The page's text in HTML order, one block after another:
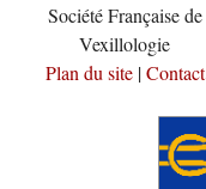
Société Française de
Vexillologie
Plan du site|Contact